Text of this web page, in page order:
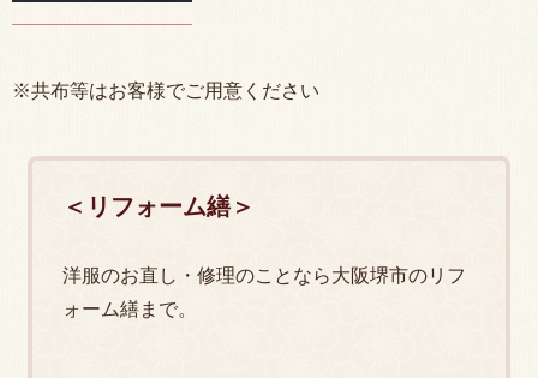
※共布等はお客様でご用意ください
＜リフォーム繕＞
洋服のお直し・修理のことなら大阪堺市のリフ
ォーム繕まで。